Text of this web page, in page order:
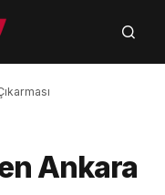
Ankara